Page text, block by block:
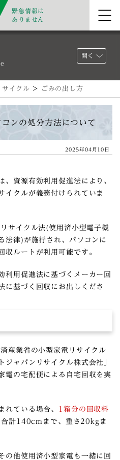
緊急情報は
ありません
開く
サイクル > ごみの出し方
ンの処分⽅法について
2025年04月10日
、資源有効利⽤促進法により、
イクルが義務付けられていま
サイクル法(使⽤済⼩型電⼦機
法律)が施⾏され、パソコンに
収ルートが利⽤可能です。
利⽤促進法に基づくメーカー回
に基づく回収にお出しくださ
産業省の⼩型家電リサイクル
ジャパンリサイクル株式会社」
電の宅配便による⾃宅回収を実
れている場合、
1箱分の回収料
合計140cmまで、重さ20kgま
の他使⽤済⼩型家電も⼀緒に回